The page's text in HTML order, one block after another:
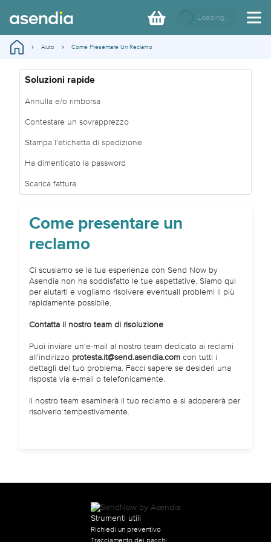
Loading...
Aiuto Come Presentare Un Reclamo
Soluzioni rapide
Annulla e/o rimborsa
Contestare un sovrapprezzo
Stampa l'etichetta di spedizione
Ha dimenticato la password
Scarica fattura
Come presentare un
reclamo
Ci scusiamo se la tua esperienza con Send Now by
Asendia non ha soddisfatto le tue aspettative. Siamo qui
per aiutarti e vogliamo risolvere eventuali problemi il più
rapidamente possibile.
Contatta il nostro team di risoluzione
Puoi inviare un'e-mail al nostro team dedicato ai reclami
all'indirizzo protesta.it@send.asendia.com con tutti i
dettagli del tuo problema. Facci sapere se desideri una
risposta via e-mail o telefonicamente.
Il nostro team esaminerà il tuo reclamo e si adopererà per
risolverlo tempestivamente.
Strumenti utili
Richiedi un preventivo